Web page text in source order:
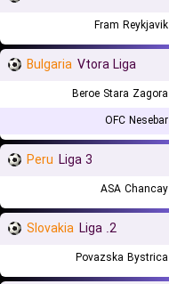
Fram Reykjavik
Bulgaria Vtora Liga
Beroe Stara Zagora
OFC Nesebar
Peru Liga 3
ASA Chancay
Slovakia 2. Liga
Povazska Bystrica